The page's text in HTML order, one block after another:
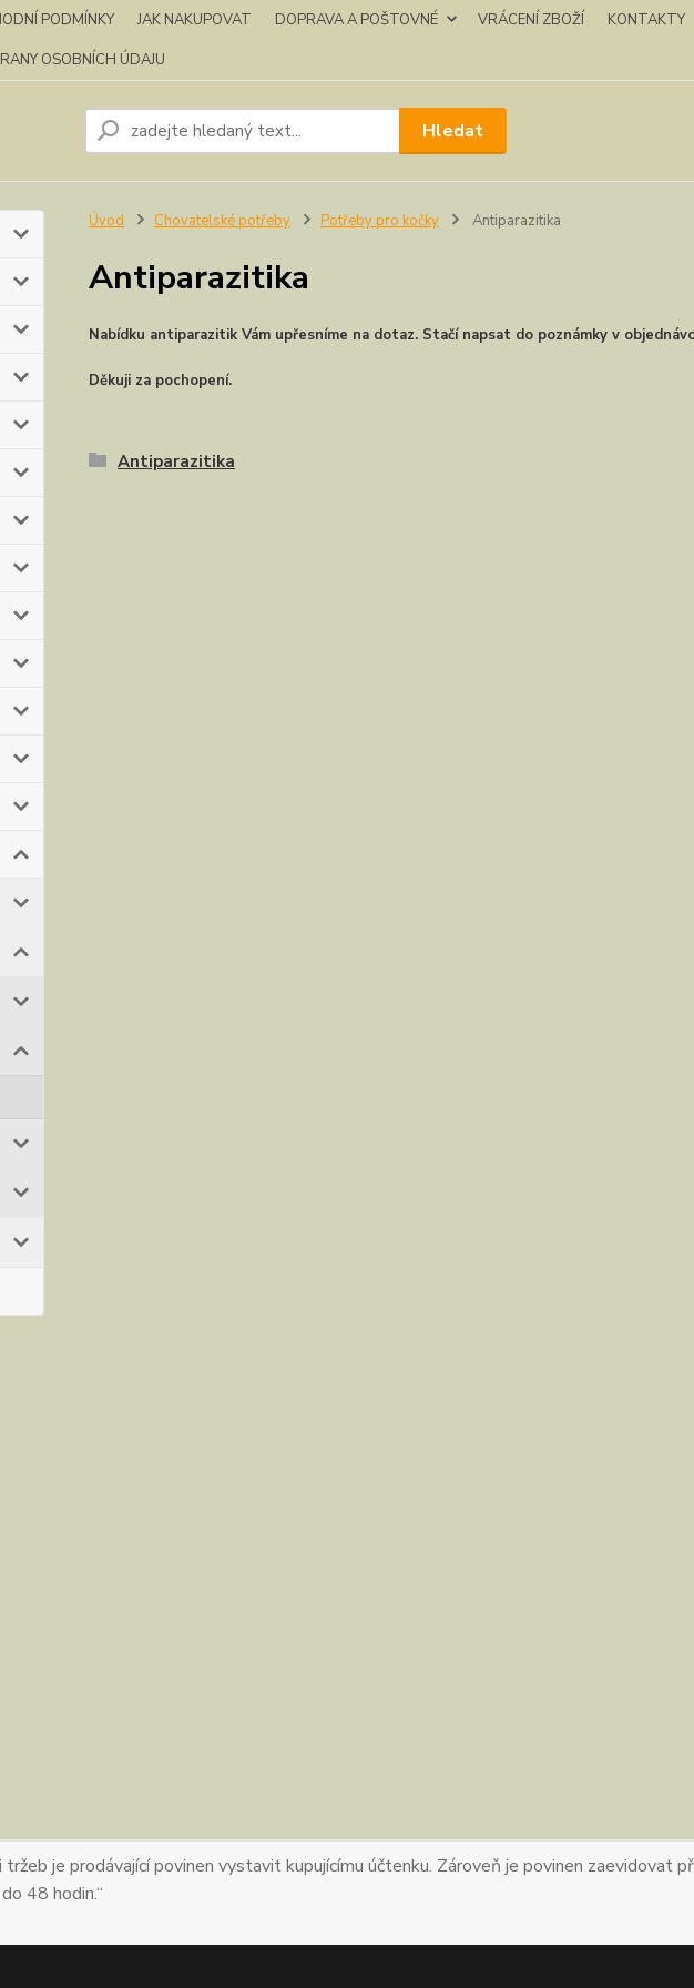
PODMÍNKY JAK NAKUPOVAT DOPRAVA A POŠTOVNÉ VRÁCENÍ ZBOŽÍ
KONTAKTY
OSOBNÍCH ÚDAJU
Hledat
Úvod Chovatelské potřeby Potřeby pro kočky Antiparazitika
Antiparazitika
Nabídku antiparazitik Vám upřesníme na dotaz. Stačí napsat do poznámky v
Děkuji za pochopení.
Antiparazitika
tržeb je prodávající povinen vystavit kupujícímu účtenku. Zároveň je povinen zaevidovat
48 hodin.“